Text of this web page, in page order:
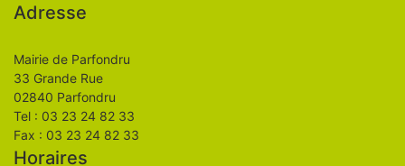
Adresse
Mairie de Parfondru
33 Grande Rue
02840 Parfondru
Tel : 03 23 24 82 33
Fax : 03 23 24 82 33
Horaires